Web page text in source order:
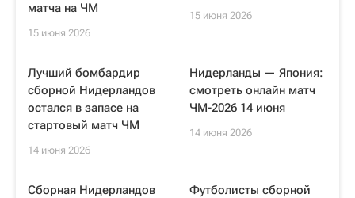
матча на ЧМ
15 июня 2026
15 июня 2026
Лучший бомбардир
сборной Нидерландов
остался в запасе на
стартовый матч ЧМ
14 июня 2026
Нидерланды — Япония:
смотреть онлайн матч
ЧМ-2026 14 июня
14 июня 2026
Сборная Нидерландов
Футболисты сборной